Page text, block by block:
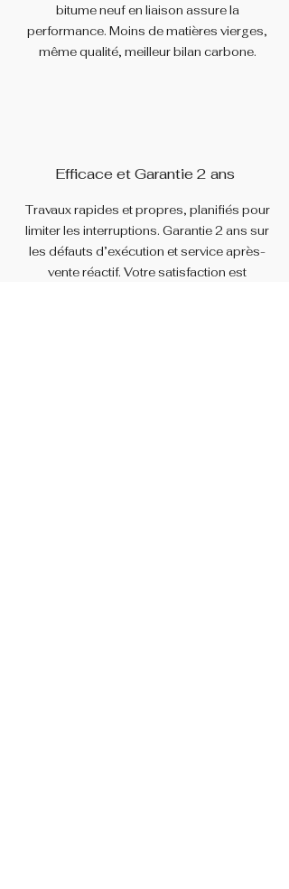
bitume neuf en liaison assure la
performance. Moins de matières vierges,
même qualité, meilleur bilan carbone.
Efficace et Garantie 2 ans
Travaux rapides et propres, planifiés pour
limiter les interruptions. Garantie 2 ans sur
les défauts d’exécution et service après-
vente réactif. Votre satisfaction est